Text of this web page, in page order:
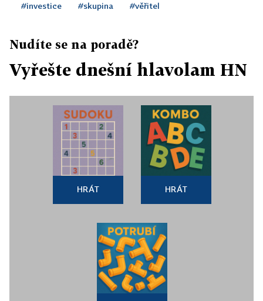
#investice #skupina #věřitel
Nudíte se na poradě?
Vyřešte dnešní hlavolam HN
HRÁT HRÁT